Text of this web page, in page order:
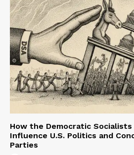
How the Democratic
Influence U.S. Politics and
Parties